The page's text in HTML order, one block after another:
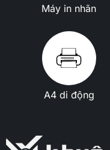
Máy in nhãn
A4 di động